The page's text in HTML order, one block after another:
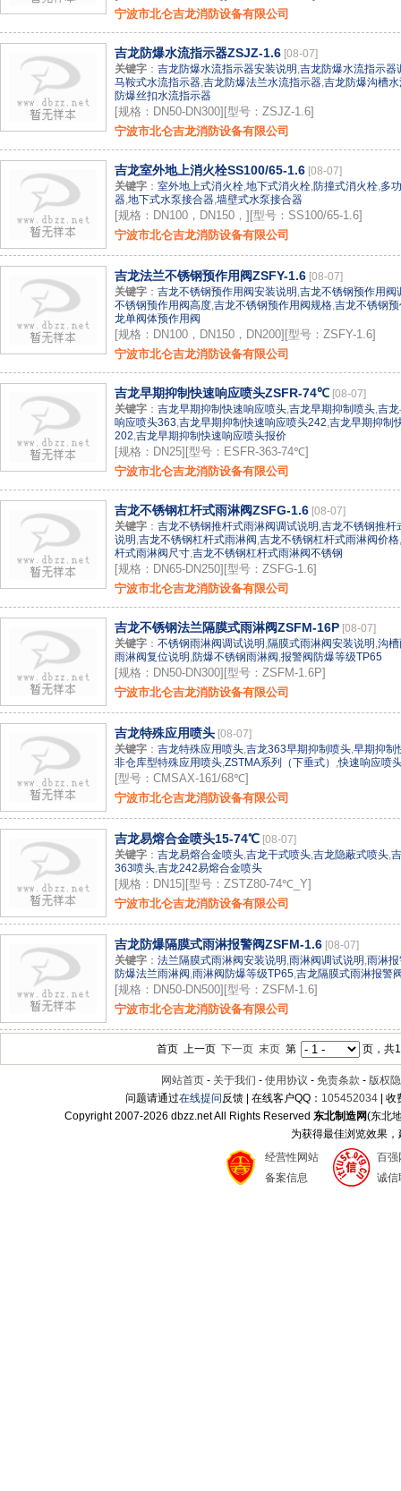
宁波市北仑吉龙消防设备有限公司
吉龙防爆水流指示器ZSJZ-1.6 [08-07]
关键字 ： 吉龙防爆水流指示器安装说明 ,吉龙防爆水流指示器
马鞍式水流指示器,吉龙防爆法兰水流指示器,吉龙防爆沟槽
防爆丝扣水流指示器
[规格：DN50-DN300][型号：ZSJZ-1.6]
宁波市北仑吉龙消防设备有限公司
吉龙室外地上消火栓SS100/65-1.6 [08-07]
关键字 ： 室外地上式消火栓,地下式消火栓,防撞式消火栓,多
器,地下式水泵接合器,墙壁式水泵接合器
[规格：DN100，DN150，][型号：SS100/65-1.6]
宁波市北仑吉龙消防设备有限公司
吉龙法兰不锈钢预作用阀ZSFY-1.6 [08-07]
关键字 ： 吉龙不锈钢预作用阀安装说明 ,吉龙不锈钢预作用阀
不锈钢预作用阀高度,吉龙不锈钢预作用阀规格,吉龙不锈钢
龙单阀体预作用阀
[规格：DN100，DN150，DN200][型号：ZSFY-1.6]
宁波市北仑吉龙消防设备有限公司
吉龙早期抑制快速响应喷头ZSFR-74℃ [08-07]
关键字 ： 吉龙早期抑制快速响应喷头,吉龙早期抑制喷头,吉
响应喷头363,吉龙早期抑制快速响应喷头242,吉龙早期抑制
202,吉龙早期抑制快速响应喷头报价
[规格：DN25][型号：ESFR-363-74℃]
宁波市北仑吉龙消防设备有限公司
吉龙不锈钢杠杆式雨淋阀ZSFG-1.6 [08-07]
关键字 ： 吉龙不锈钢推杆式雨淋阀调试说明 ,吉龙不锈钢推杆
说明 ,吉龙不锈钢杠杆式雨淋阀,吉龙不锈钢杠杆式雨淋阀价格,
杆式雨淋阀尺寸,吉龙不锈钢杠杆式雨淋阀不锈钢
[规格：DN65-DN250][型号：ZSFG-1.6]
宁波市北仑吉龙消防设备有限公司
吉龙不锈钢法兰隔膜式雨淋阀ZSFM-16P [08-07]
关键字 ： 不锈钢雨淋阀调试说明 ,隔膜式雨淋阀安装说明 ,沟
雨淋阀复位说明 ,防爆不锈钢雨淋阀,报警阀防爆等级TP65
[规格：DN50-DN300][型号：ZSFM-1.6P]
宁波市北仑吉龙消防设备有限公司
吉龙特殊应用喷头 [08-07]
关键字 ： 吉龙特殊应用喷头,吉龙363早期抑制喷头,早期抑制
非仓库型特殊应用喷头,ZSTMA系列（下垂式） ,快速响应喷
[型号：CMSAX-161/68℃]
宁波市北仑吉龙消防设备有限公司
吉龙易熔合金喷头15-74℃ [08-07]
关键字 ： 吉龙易熔合金喷头,吉龙干式喷头,吉龙隐蔽式喷头,
363喷头,吉龙242易熔合金喷头
[规格：DN15][型号：ZSTZ80-74℃_Y]
宁波市北仑吉龙消防设备有限公司
吉龙防爆隔膜式雨淋报警阀ZSFM-1.6 [08-07]
关键字 ： 法兰隔膜式雨淋阀安装说明 ,雨淋阀调试说明 ,雨淋
防爆法兰雨淋阀,雨淋阀防爆等级TP65,吉龙隔膜式雨淋报警
[规格：DN50-DN500][型号：ZSFM-1.6]
宁波市北仑吉龙消防设备有限公司
首页 上一页下一页 末页 第 页，共
网站首页 - 关于我们 - 使用协议 - 免责条款 - 版权
问题请通过在线提问反馈 | 在线客户QQ： 105452034 |
Copyright 2007-2026 dbzz.net All Rights Reserved东北制造网(东北
为获得最佳浏览效果
经营性网站
备案信息
百强
诚信